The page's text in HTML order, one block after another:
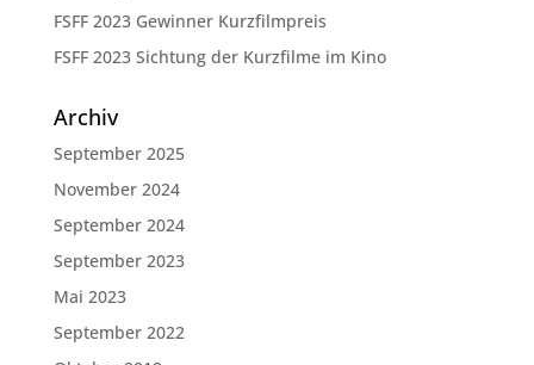
FSFF 2023 Gewinner Kurzfilmpreis
FSFF 2023 Sichtung der Kurzfilme im Kino
Archiv
September 2025
November 2024
September 2024
September 2023
Mai 2023
September 2022